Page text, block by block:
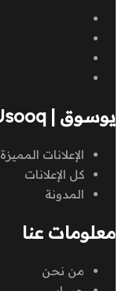
يوسوق | Usooq
الإعلانات المميزة
كل الإعلانات
المدونة
معلومات عنا
من نحن